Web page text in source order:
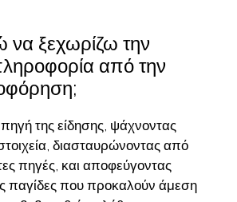
ξεχωρίζω την
από την
της είδησης, ψάχνοντας
διασταυρώνοντας από
πηγές, και αποφεύγοντας
παγίδες που προκαλούν άμεση